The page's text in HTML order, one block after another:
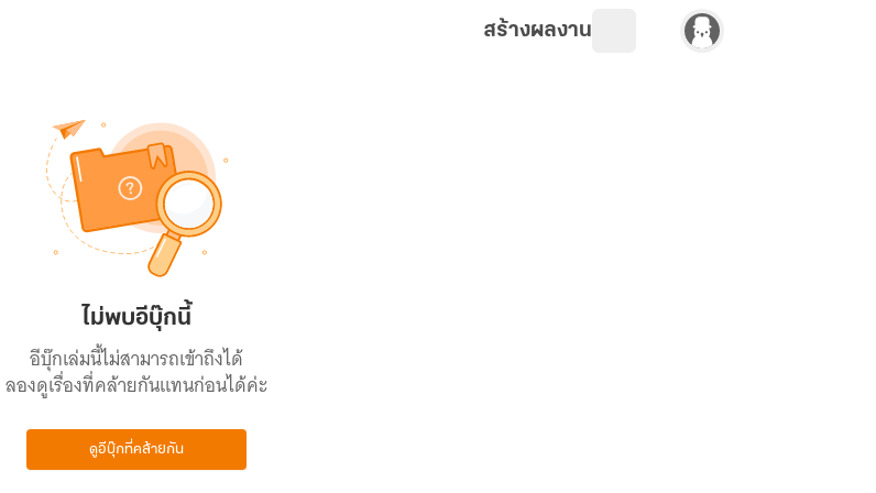
สร้างผลงาน
ไม่พบอีบุ๊กนี้
อีบุ๊กเล่มนี้ไม่สามารถเข้าถึงได้
ลองดูเรื่องที่คล้ายกันแทนก่อนได้ค่ะ
ดูอีบุ๊กที่คล้ายกัน